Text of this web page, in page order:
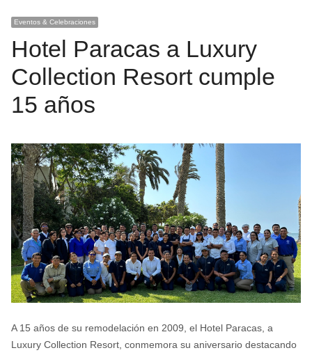
Eventos & Celebraciones
Hotel Paracas a Luxury
Collection Resort cumple
15 años
A 15 años de su remodelación en 2009, el Hotel Paracas, a
Luxury Collection Resort, conmemora su aniversario destacando